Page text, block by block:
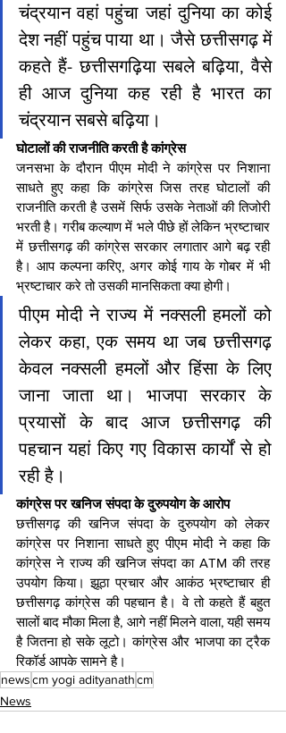
चंद्रयान वहां पहुंचा जहां दुनिया का कोई
देश नहीं पहुंच पाया था। जैसे छत्तीसगढ़ में
कहते हैं- छत्तीसगढ़िया सबले बढ़िया, वैसे
ही आज दुनिया कह रही है भारत का
चंद्रयान सबसे बढ़िया।
घोटालों की राजनीति करती है कांग्रेस
जनसभा के दौरान पीएम मोदी ने कांग्रेस पर निशाना
साधते हुए कहा कि कांग्रेस जिस तरह घोटालों की
राजनीति करती है उसमें सिर्फ उसके नेताओं की तिजोरी
भरती है। गरीब कल्याण में भले पीछे हों लेकिन भ्रष्टाचार
में छत्तीसगढ़ की कांग्रेस सरकार लगातार आगे बढ़ रही
है। आप कल्पना करिए, अगर कोई गाय के गोबर में भी
भ्रष्टाचार करे तो उसकी मानसिकता क्या होगी।
पीएम मोदी ने राज्य में नक्सली हमलों को
लेकर कहा, एक समय था जब छत्तीसगढ़
केवल नक्सली हमलों और हिंसा के लिए
जाना जाता था। भाजपा सरकार के
प्रयासों के बाद आज छत्तीसगढ़ की
पहचान यहां किए गए विकास कार्यों से हो
रही है।
कांग्रेस पर खनिज संपदा के दुरुपयोग के आरोप
छत्तीसगढ़ की खनिज संपदा के दुरुपयोग को लेकर
कांग्रेस पर निशाना साधते हुए पीएम मोदी ने कहा कि
कांग्रेस ने राज्य की खनिज संपदा का ATM की तरह
उपयोग किया। झूठा प्रचार और आकंठ भ्रष्टाचार ही
छत्तीसगढ़ कांग्रेस की पहचान है। वे तो कहते हैं बहुत
सालों बाद मौका मिला है, आगे नहीं मिलने वाला, यही समय
है जितना हो सके लूटो। कांग्रेस और भाजपा का ट्रैक
रिकॉर्ड आपके सामने है।
newscm yogi adityanathcm
News